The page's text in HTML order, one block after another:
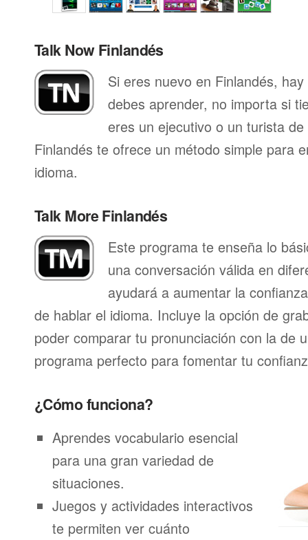
Talk Now Finlandés
Si eres nuevo en Finlandés,
debes aprender, no importa si
eres un ejecutivo o un turista
Finlandés te ofrece un método simple para
idioma.
Talk More Finlandés
Este programa te enseña lo
una conversación válida en
ayudará a aumentar la
de hablar el idioma. Incluye la opción de
poder comparar tu pronunciación con la de
programa perfecto para fomentar tu
¿Cómo funciona?
Aprendes vocabulario esencial
para una gran variedad de
situaciones.
Juegos y actividades interactivos
te permiten ver cuánto